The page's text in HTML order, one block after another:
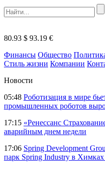
80.93 $ 93.19 €
Финансы Общество
Стиль жизни Компании
Новости
05:48 Роботизация в мире
промышленных роботов
17:15 «Ренессанс
аварийным днем недели
17:06 Spring Development
парк Spring Industry в